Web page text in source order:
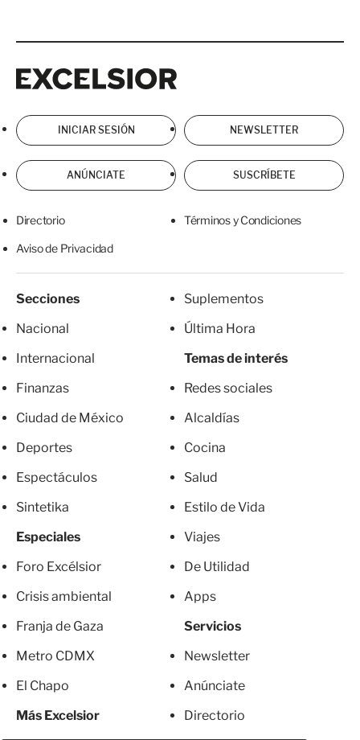
INICIAR SESIÓN NEWSLETTER
ANÚNCIATE SUSCRÍBETE
Directorio Términos y Condiciones
Aviso de Privacidad
Secciones
Nacional
Internacional
Finanzas
Ciudad de México
Deportes
Espectáculos
Sintetika
Especiales
Foro Excélsior
Crisis ambiental
Franja de Gaza
Metro CDMX
El Chapo
Más Excelsior
Suplementos
Última Hora
Temas de interés
Redes sociales
Alcaldías
Cocina
Salud
Estilo de Vida
Viajes
De Utilidad
Apps
Servicios
Newsletter
Anúnciate
Directorio